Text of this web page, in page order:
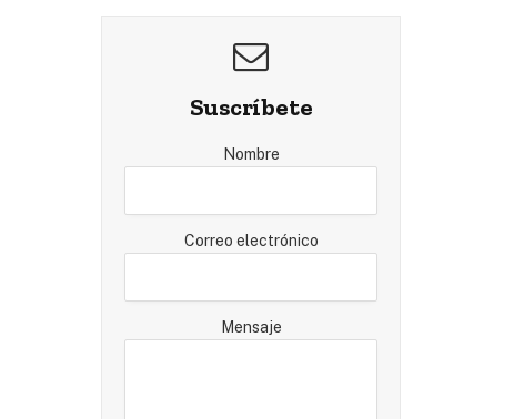
Suscríbete
Nombre
Correo electrónico
Mensaje